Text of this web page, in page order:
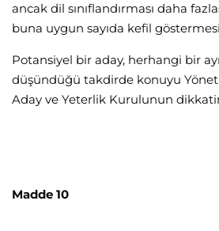
ancak dil sınıflandırması daha
buna uygun sayıda kefil
Potansiyel bir aday, herhangi bir
düşündüğü takdirde konuyu
Aday ve Yeterlik Kurulunun
Madde 10